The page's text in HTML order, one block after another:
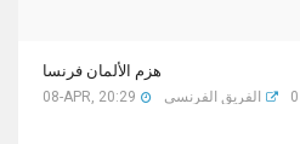
هزم الألمان فرنسا
08-APR, 20:29 الفريق الفرنسي 0